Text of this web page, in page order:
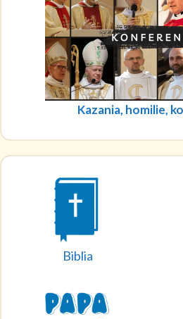
Kazania, homilie,
Biblia